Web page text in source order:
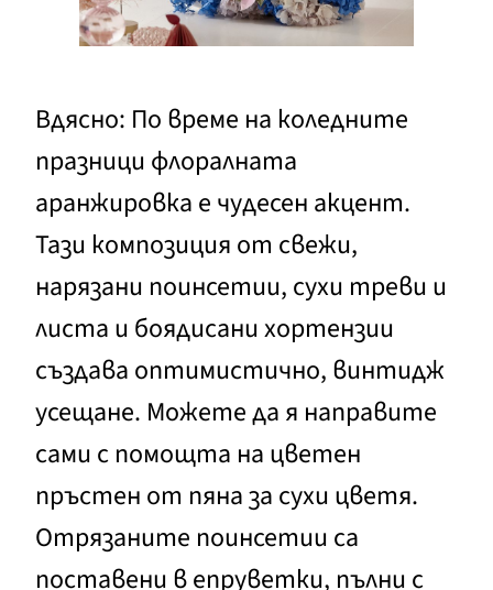
Вдясно: По време на коледните
празници флоралната
аранжировка е чудесен акцент.
Тази композиция от свежи,
нарязани поинсетии, сухи треви и
листа и боядисани хортензии
създава оптимистично, винтидж
усещане. Можете да я направите
сами с помощта на цветен
пръстен от пяна за сухи цветя.
Отрязаните поинсетии са
поставени в епруветки, пълни с